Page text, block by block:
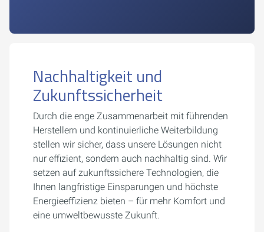
Nachhaltigkeit und
Zukunftssicherheit
Durch die enge Zusammenarbeit mit führenden
Herstellern und kontinuierliche Weiterbildung
stellen wir sicher, dass unsere Lösungen nicht
nur effizient, sondern auch nachhaltig sind. Wir
setzen auf zukunftssichere Technologien, die
Ihnen langfristige Einsparungen und höchste
Energieeffizienz bieten – für mehr Komfort und
eine umweltbewusste Zukunft.